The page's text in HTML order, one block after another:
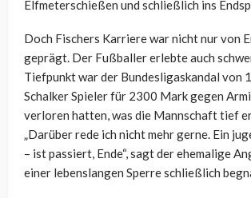
Elfmeterschießen und schließlich ins
Doch Fischers Karriere war nicht nur von
geprägt. Der Fußballer erlebte auch
Tiefpunkt war der Bundesligaskandal von
Schalker Spieler für 2300 Mark gegen
verloren hatten, was die Mannschaft tief
„Darüber rede ich nicht mehr gerne. Ein
– ist passiert, Ende“, sagt der ehemalige
einer lebenslangen Sperre schließlich